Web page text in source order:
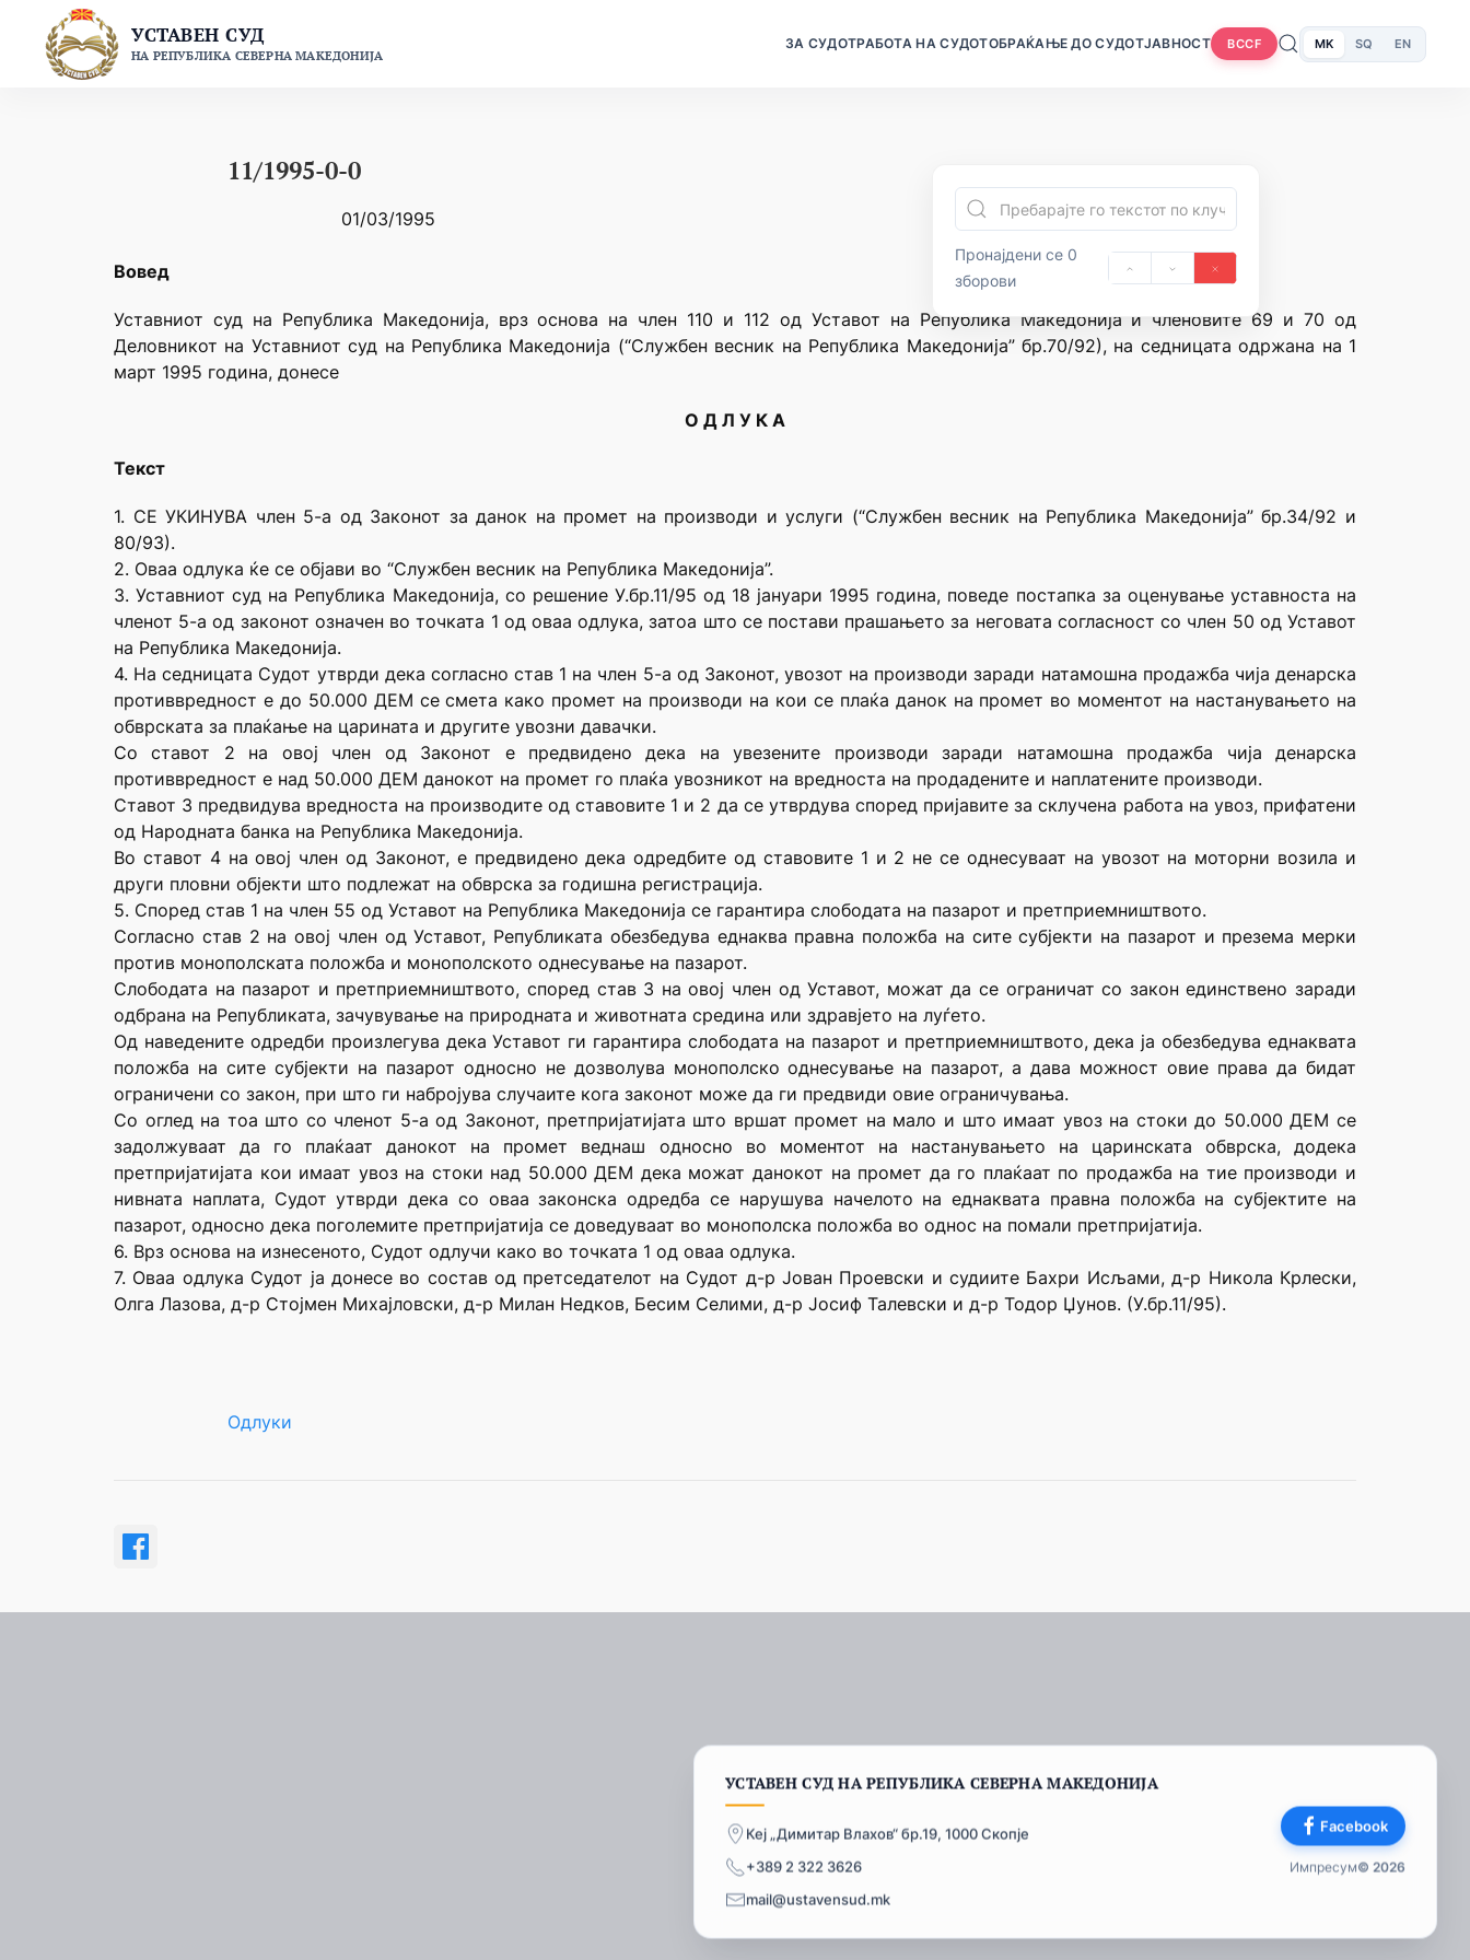
content
УСТАВЕН СУД
НА РЕПУБЛИКА СЕВЕРНА МАКЕДОНИЈА
ЗА СУДОТРАБОТА НА СУДОТОБРАЌАЊЕ ДО СУДОТЈАВНОСТ BCCF MK SQ EN
11/1995-0-0
01/03/1995
Пронајдени се 0
зборови
Вовед
Уставниот суд на Република Македонија, врз основа на член 110 и 112 од Уставот на Република Македонија и членовите 69 и 70 од
Деловникот на Уставниот суд на Република Македонија (“Службен весник на Република Македонија” бр.70/92), на седницата одржана на 1
март 1995 година, донесе
О Д Л У К А
Текст
1. СЕ УКИНУВА член 5-а од Законот за данок на промет на производи и услуги (“Службен весник на Република Македонија” бр.34/92 и
80/93).
2. Оваа одлука ќе се објави во “Службен весник на Република Македонија”.
3. Уставниот суд на Република Македонија, со решение У.бр.11/95 од 18 јануари 1995 година, поведе постапка за оценување уставноста на
членот 5-а од законот означен во точката 1 од оваа одлука, затоа што се постави прашањето за неговата согласност со член 50 од Уставот
на Република Македонија.
4. На седницата Судот утврди дека согласно став 1 на член 5-а од Законот, увозот на производи заради натамошна продажба чија денарска
противвредност е до 50.000 ДЕМ се смета како промет на производи на кои се плаќа данок на промет во моментот на настанувањето на
обврската за плаќање на царината и другите увозни давачки.
Со ставот 2 на овој член од Законот е предвидено дека на увезените производи заради натамошна продажба чија денарска
противвредност е над 50.000 ДЕМ данокот на промет го плаќа увозникот на вредноста на продадените и наплатените производи.
Ставот 3 предвидува вредноста на производите од ставовите 1 и 2 да се утврдува според пријавите за склучена работа на увоз, прифатени
од Народната банка на Република Македонија.
Во ставот 4 на овој член од Законот, е предвидено дека одредбите од ставовите 1 и 2 не се однесуваат на увозот на моторни возила и
други пловни објекти што подлежат на обврска за годишна регистрација.
5. Според став 1 на член 55 од Уставот на Република Македонија се гарантира слободата на пазарот и претприемништвото.
Согласно став 2 на овој член од Уставот, Републиката обезбедува еднаква правна положба на сите субјекти на пазарот и презема мерки
против монополската положба и монополското однесување на пазарот.
Слободата на пазарот и претприемништвото, според став 3 на овој член од Уставот, можат да се ограничат со закон единствено заради
одбрана на Републиката, зачувување на природната и животната средина или здравјето на луѓето.
Од наведените одредби произлегува дека Уставот ги гарантира слободата на пазарот и претприемништвото, дека ја обезбедува еднаквата
положба на сите субјекти на пазарот односно не дозволува монополско однесување на пазарот, а дава можност овие права да бидат
ограничени со закон, при што ги набројува случаите кога законот може да ги предвиди овие ограничувања.
Со оглед на тоа што со членот 5-а од Законот, претпријатијата што вршат промет на мало и што имаат увоз на стоки до 50.000 ДЕМ се
задолжуваат да го плаќаат данокот на промет веднаш односно во моментот на настанувањето на царинската обврска, додека
претпријатијата кои имаат увоз на стоки над 50.000 ДЕМ дека можат данокот на промет да го плаќаат по продажба на тие производи и
нивната наплата, Судот утврди дека со оваа законска одредба се нарушува начелото на еднаквата правна положба на субјектите на
пазарот, односно дека поголемите претпријатија се доведуваат во монополска положба во однос на помали претпријатија.
6. Врз основа на изнесеното, Судот одлучи како во точката 1 од оваа одлука.
7. Оваа одлука Судот ја донесе во состав од претседателот на Судот д-р Јован Проевски и судиите Бахри Исљами, д-р Никола Крлески,
Олга Лазова, д-р Стојмен Михајловски, д-р Милан Недков, Бесим Селими, д-р Јосиф Талевски и д-р Тодор Џунов. (У.бр.11/95).
Одлуки
УСТАВЕН СУД НА РЕПУБЛИКА СЕВЕРНА МАКЕДОНИЈА
Кеј „Димитар Влахов“ бр.19, 1000 Скопје
+389 2 322 3626
mail@ustavensud.mk
Facebook
Импресум© 2026